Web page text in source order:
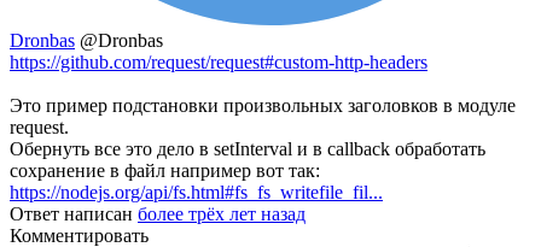
Dronbas @Dronbas
https://github.com/request/request#custom-http-headers
Это пример подстановки произвольных заголовков в модуле
request.
Обернуть все это дело в setInterval и в callback обработать
сохранение в файл например вот так:
https://nodejs.org/api/fs.html#fs_fs_writefile_fil...
Ответ написан более трёх лет назад
Комментировать